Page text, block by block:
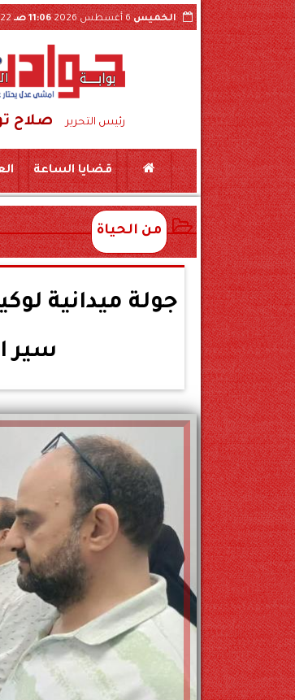
الخميس6 أغسطس 2026 11:06 صـ 22 صفر 1448
رئيس التحرير صلاح
ضبط فيديو الواقعة بسوهاج
قضايا الساعة
من الحياة
جولة ميدانية
سير